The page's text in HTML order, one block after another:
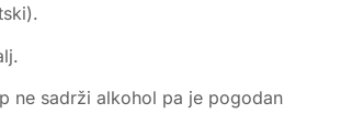
ne sadrži alkohol pa je pogodan